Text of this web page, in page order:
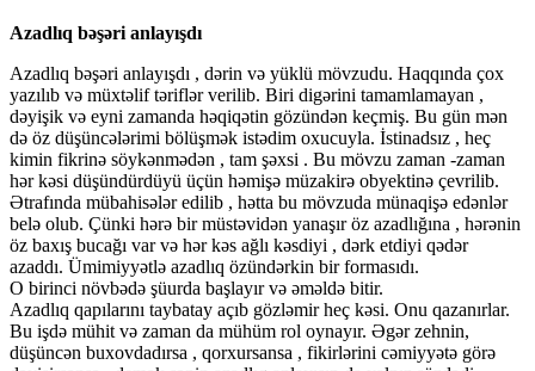
Azadlıq bəşəri anlayışdı
Azadlıq bəşəri anlayışdı , dərin və yüklü mövzudu. Haqqında çox
yazılıb və müxtəlif təriflər verilib. Biri digərini tamamlamayan ,
dəyişik və eyni zamanda həqiqətin gözündən keçmiş. Bu gün mən
də öz düşüncələrimi bölüşmək istədim oxucuyla. İstinadsız , heç
kimin fikrinə söykənmədən , tam şəxsi . Bu mövzu zaman -zaman
hər kəsi düşündürdüyü üçün həmişə müzakirə obyektinə çevrilib.
Ətrafında mübahisələr edilib , hətta bu mövzuda münaqişə edənlər
belə olub. Çünki hərə bir müstəvidən yanaşır öz azadlığına , hərənin
öz baxış bucağı var və hər kəs ağlı kəsdiyi , dərk etdiyi qədər
azaddı. Ümimiyyətlə azadlıq özündərkin bir formasıdı.
O birinci növbədə şüurda başlayır və əməldə bitir.
Azadlıq qapılarını taybatay açıb gözləmir heç kəsi. Onu qazanırlar.
Bu işdə mühit və zaman da mühüm rol oynayır. Əgər zehnin,
düşüncən buxovdadırsa , qorxursansa , fikirlərini cəmiyyətə görə